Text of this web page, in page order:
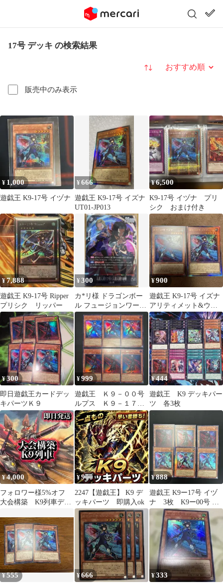
17号 デッキ の検索結果
販売中のみ表示
並び替え
¥ 1,000
遊戯王 K9-17号 イヅナ
¥666
遊戯王 K9-17号 イズナ
UT01-JP013
¥6,500
K9-17号 イヅナ プリ
シク おまけ付き
¥7,888
遊戯王 K9-17号 Ripper
プリシク リッパー
¥300
カ*リ様 ドラゴンボー
ル フュージョンワール
ド 人造人間17号/18号
¥900
遊戯王 K9-17号 イズナ
アリティメット&ウル
トラ2枚セット
¥300
即日遊戯王カードデッ
キパーツＫ９
¥999
遊戯王 Ｋ９－００号
ルプス Ｋ９－１７号
イヅナ ウルトラ 各
３枚セット
¥444
遊戯王 K9 デッキパー
ツ 各3枚
¥4,000
フォロワー様5%オフ
大会構築 K9列車デッ
¥900
2247【遊戯王】 K9 デ
ッキパーツ 即購入ok
¥888
遊戯王 K9ー17号 イヅ
ナ 3枚 K9ー00号 ル
プス 3枚
¥555 ¥666 ¥333